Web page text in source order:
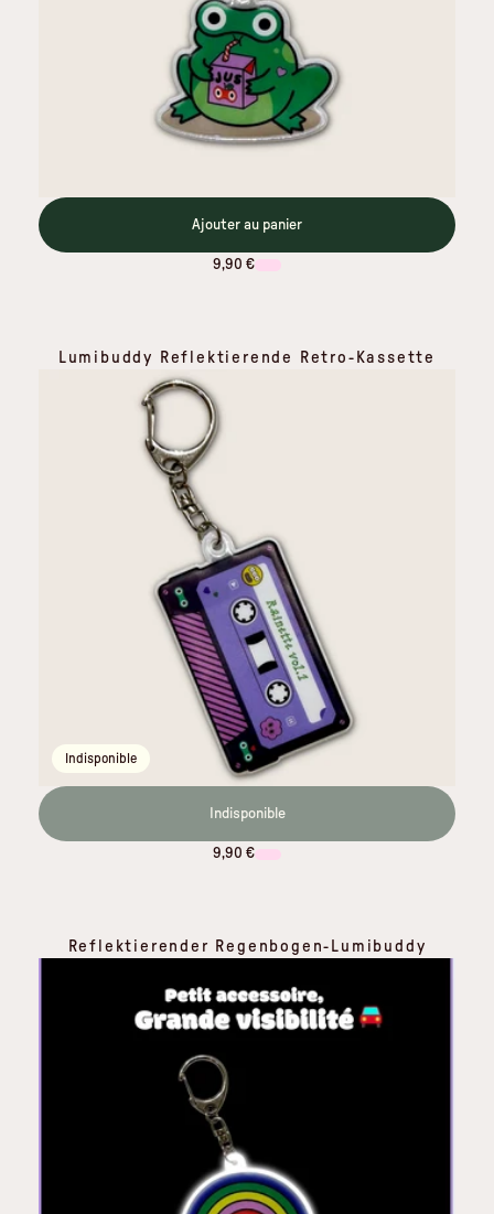
Ajouter au panier
9,90 €
Lumibuddy Reflektierende Retro-Kassette
Indisponible
Indisponible
9,90 €
Reflektierender Regenbogen-Lumibuddy